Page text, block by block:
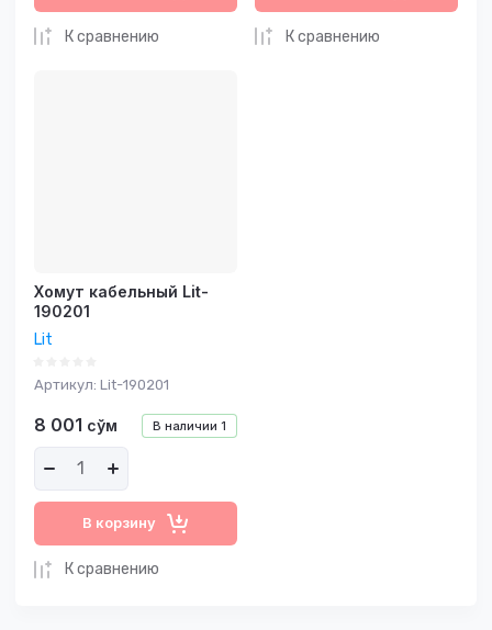
К сравнению К сравнению
Хомут кабельный Lit-
190201
Lit
Артикул: Lit-190201
В наличии 1
8 001 сўм
В корзину
К сравнению